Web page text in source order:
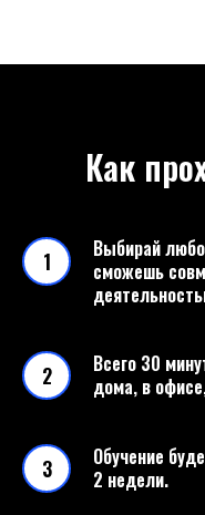
Как
Выбирай
сможешь
Всего 30
дома, в
Обучение
2 недели.